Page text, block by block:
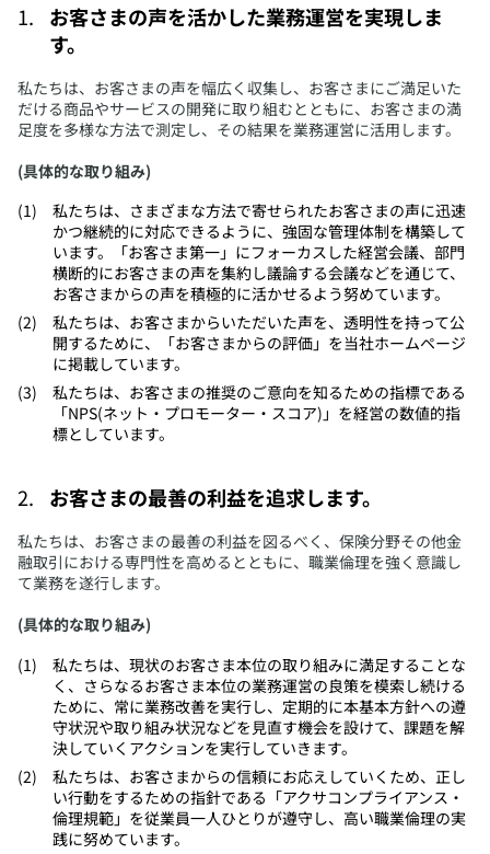
お客さまの声を活かした業務運営を実現しま
す。
​私たちは、お客さまの声を幅広く収集し、お客さまにご満足いた
だける商品やサービスの開発に取り組むとともに、お客さまの満
足度を多様な方法で測定し、その結果を業務運営に活用します。
(具体的な取り組み)
​私たちは、さまざまな方法で寄せられたお客さまの声に迅速
かつ継続的に対応できるように、強固な管理体制を構築して
います。「お客さま第一」にフォーカスした経営会議、部門
横断的にお客さまの声を集約し議論する会議などを通じて、
お客さまからの声を積極的に活かせるよう努めています。
​私たちは、お客さまからいただいた声を、透明性を持って公
開するために、「お客さまからの評価」を当社ホームページ
に掲載しています。
​私たちは、お客さまの推奨のご意向を知るための指標である
「NPS(ネット・プロモーター・スコア)」を経営の数値的指
標としています。
お客さまの最善の利益を追求します。
​私たちは、お客さまの最善の利益を図るべく、保険分野その他金
融取引における専門性を高めるとともに、職業倫理を強く意識し
て業務を遂行します。
(具体的な取り組み)
​私たちは、現状のお客さま本位の取り組みに満足することな
く、さらなるお客さま本位の業務運営の良策を模索し続ける
ために、常に業務改善を実行し、定期的に本基本方針への遵
守状況や取り組み状況などを見直す機会を設けて、課題を解
決していくアクションを実行していきます。
​私たちは、お客さまからの信頼にお応えしていくため、正し
い行動をするための指針である「アクサコンプライアンス・
倫理規範」を従業員一人ひとりが遵守し、高い職業倫理の実
践に努めています。